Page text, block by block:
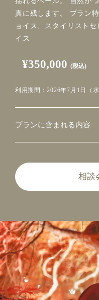
真に残します。 プラン
ョイス、スタイリスト
イス
¥350,000 (税込)
利用期間：2026年7月1日（
プランに含まれる内容
相談